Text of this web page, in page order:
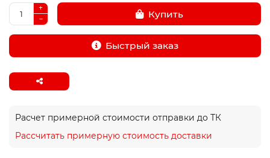
Купить
Быстрый заказ
Расчет примерной стоимости отправки до ТК
Рассчитать примерную стоимость доставки